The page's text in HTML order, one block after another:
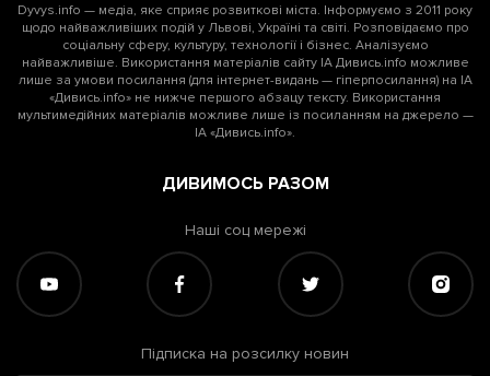
Dyvys.info — медіа, яке сприяє розвиткові міста. Інформуємо з 2011 року
щодо найважливіших подій у Львові, Україні та світі. Розповідаємо про
соціальну сферу, культуру, технології і бізнес. Аналізуємо
найважливіше. Використання матеріалів сайту ІА Дивись.info можливе
лише за умови посилання (для інтернет-видань — гіперпосилання) на ІА
«Дивись.info» не нижче першого абзацу тексту. Використання
мультимедійних матеріалів можливе лише із посиланням на джерело —
ІА «Дивись.info».
ДИВИМОСЬ РАЗОМ
Наші соц мережі
Підписка на розсилку новин